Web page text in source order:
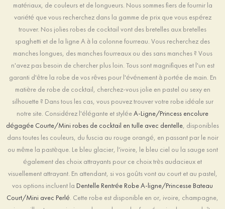
matériaux, de couleurs et de longueurs. Nous sommes fiers de fournir la
variété que vous recherchez dans la gamme de prix que vous espérez
trouver. Nos jolies robes de cocktail vont des bretelles aux bretelles
spaghetti et de la ligne A à la colonne fourreau. Vous recherchez des
manches longues, des manches fourreaux ou des sans manches ? Vous
n'avez pas besoin de chercher plus loin. Tous sont magnifiques et l'un est
garanti d'être la robe de vos rêves pour l'événement à portée de main. En
matière de robe de cocktail, cherchez-vous jolie en pastel ou sexy en
silhouette ? Dans tous les cas, vous pouvez trouver votre robe idéale sur
notre site. Considérez l'élégante et styléeA-Ligne/Princess encolure
dégagée Courte/Mini robes de cocktail en tulle avec dentelle, disponibles
dans toutes les couleurs, du fuscia au rouge orangé, en passant par le noir
ou même la pastèque. Le bleu glacier, l'ivoire, le bleu ciel ou la sauge sont
également des choix attrayants pour ce choix très audacieux et
visuellement attrayant. En attendant, si vos goûts vont au court et au pastel,
vos options incluent la Dentelle Rentrée Robe A-ligne/Princesse Bateau
Court/Mini avec Perlé. Cette robe est disponible en or, ivoire, champagne,